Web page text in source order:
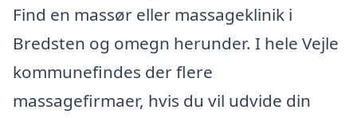
Find en massør eller massageklinik i
Bredsten og omegn herunder. I hele Vejle
kommunefindes der flere
massagefirmaer, hvis du vil udvide din